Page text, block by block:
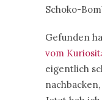
Schoko-
Gefunden
vom
eigentlich